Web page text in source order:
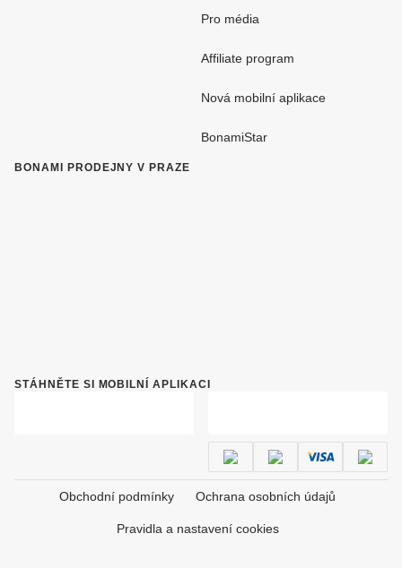
Pro média
Affiliate program
Nová mobilní aplikace
BonamiStar
BONAMI PRODEJNY V PRAZE
STÁHNĚTE SI MOBILNÍ APLIKACI
Obchodní podmínky Ochrana osobních údajů
Pravidla a nastavení cookies